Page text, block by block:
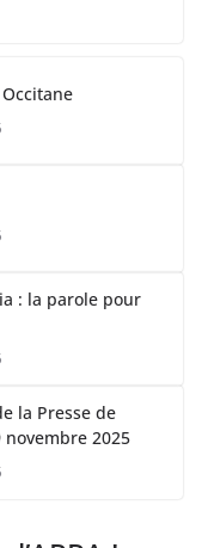
Occitane
: la parole pour
la Presse de
2025